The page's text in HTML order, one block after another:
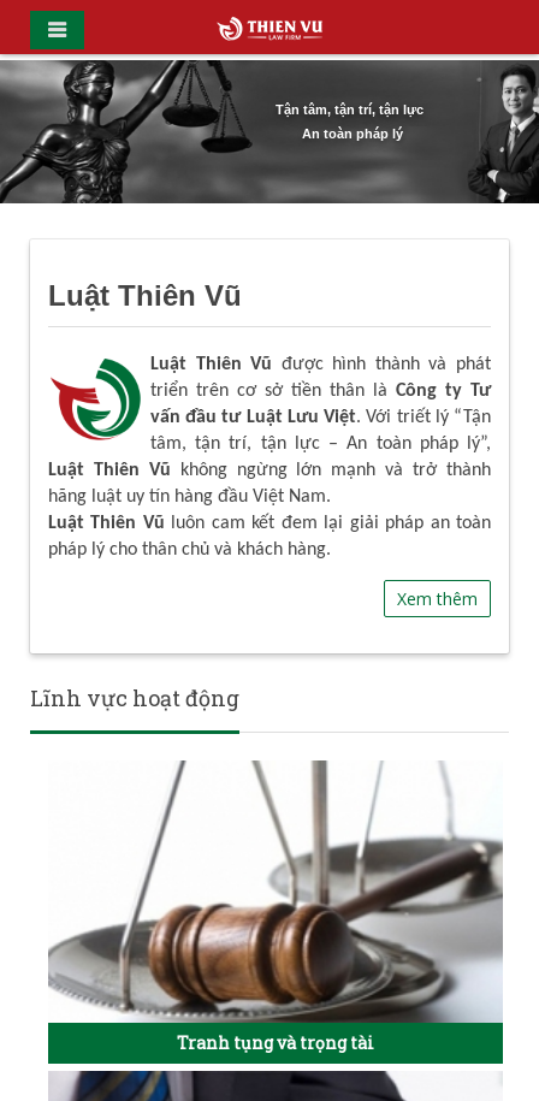
Tận tâm, tận trí, tận lực
An toàn pháp lý
Luật Thiên Vũ
Luật Thiên Vũ được hình thành và phát
triển trên cơ sở tiền thân là Công ty Tư
vấn đầu tư Luật Lưu Việt. Với triết lý “Tận
tâm, tận trí, tận lực – An toàn pháp lý”,
Luật Thiên Vũ không ngừng lớn mạnh và trở thành
hãng luật uy tín hàng đầu Việt Nam.
Luật Thiên Vũ luôn cam kết đem lại giải pháp an toàn
pháp lý cho thân chủ và khách hàng.
Xem thêm
Lĩnh vực hoạt động
Tranh tụng và trọng tài